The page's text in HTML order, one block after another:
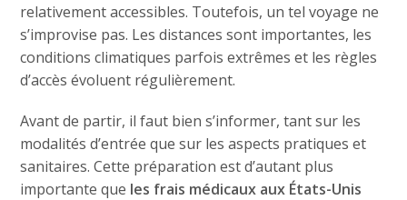
relativement accessibles. Toutefois, un tel voyage ne
s’improvise pas. Les distances sont importantes, les
conditions climatiques parfois extrêmes et les règles
d’accès évoluent régulièrement.
Avant de partir, il faut bien s’informer, tant sur les
modalités d’entrée que sur les aspects pratiques et
sanitaires. Cette préparation est d’autant plus
importante que les frais médicaux aux États-Unis